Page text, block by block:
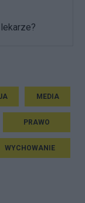
MEDIA
PRAWO
WYCHOWANIE